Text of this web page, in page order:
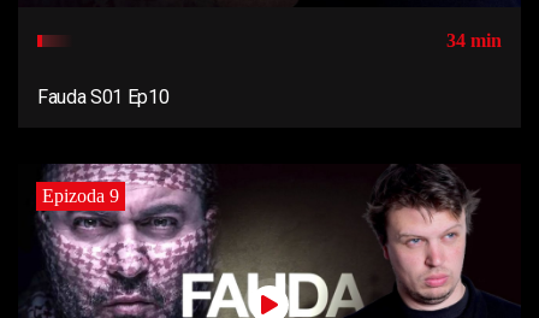
34 min
Fauda S01 Ep10
Epizoda 9